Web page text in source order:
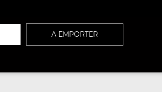
A EMPORTER